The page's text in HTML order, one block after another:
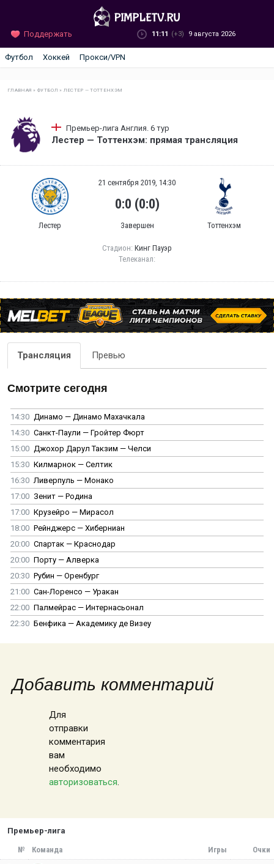
Поддержать 11:11 (+3) 9 августа 2026
Футбол Хоккей Прокси/VPN
ГЛАВНАЯ »ФУТБОЛ » ЛЕСТЕР — ТОТТЕНХЭМ
Премьер-лига Англия. 6 тур
Лестер — Тоттенхэм: прямая трансляция
Лестер
21 сентября 2019, 14:30
0:0 (0:0)
Завершен Тоттенхэм
Стадион: Кинг Пауэр
Телеканал:
Трансляция Превью
Смотрите сегодня
14:30 Динамо — Динамо Махачкала
14:30 Санкт-Паули — Гройтер Фюрт
15:00 Джохор Дарул Такзим — Челси
15:30 Килмарнок — Селтик
16:30 Ливерпуль — Монако
17:00 Зенит — Родина
17:00 Крузейро — Мирасол
18:00 Рейнджерс — Хиберниан
20:00 Спартак — Краснодар
20:00 Порту — Алверка
20:30 Рубин — Оренбург
21:00 Сан-Лоренсо — Уракан
22:00 Палмейрас — Интернасьонал
22:30 Бенфика — Академику де Визеу
Добавить комментарий
Для
отправки
комментария
вам
необходимо
авторизоваться.
Премьер-лига
№ Команда Игры Очки